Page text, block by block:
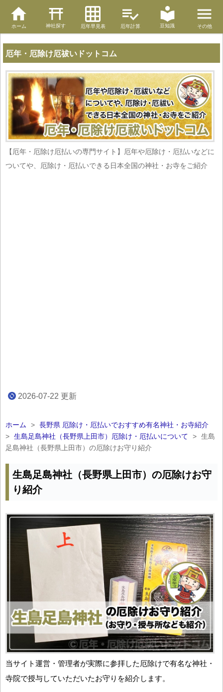
ホーム 神社探す 厄年早見表 厄年計算 豆知識 その他
厄年・厄除け厄祓いドットコム
【厄年・厄除け厄払いの専門サイト】厄年や厄除け・厄払いなどに
ついてや、厄除け・厄払いできる日本全国の神社・お寺をご紹介
2026-07-22 更新
ホーム > 長野県 厄除け・厄払いでおすすめ有名神社・お寺紹介
> 生島足島神社（長野県上田市）厄除け・厄払いについて > 生島
足島神社（長野県上田市）の厄除けお守り紹介
生島足島神社（長野県上田市）の厄除けお守
り紹介
当サイト運営・管理者が実際に参拝した厄除けで有名な神社・
寺院で授与していただいたお守りを紹介します。